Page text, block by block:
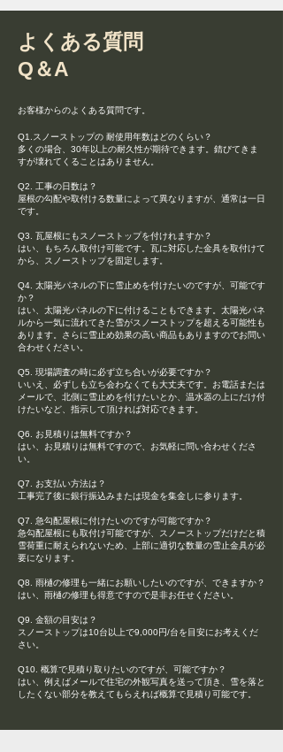
よくある質問
​Q＆A
お客様からのよくある質問です。
Q1.スノーストップの 耐使用年数はどのくらい？
多くの場合、30年以上の耐久性が期待できます。錆びてきま
すが壊れてくることはありません。
Q2. 工事の日数は？
屋根の勾配や取付ける数量によって異なりますが、通常は一日
です。
Q3. 瓦屋根にもスノーストップを付けれますか？
はい、もちろん取付け可能です。瓦に対応した金具を取付けて
から、スノーストップを固定します。
Q4. 太陽光パネルの下に雪止めを付けたいのですが、可能です
か？
はい、太陽光パネルの下に付けることもできます。太陽光パネ
ルから一気に流れてきた雪がスノーストップを超える可能性も
あります。さらに雪止め効果の高い商品もありますのでお問い
合わせください。
Q5. 現場調査の時に必ず立ち合いが必要ですか？
いいえ、必ずしも立ち会わなくても大丈夫です。お電話または
メールで、北側に雪止めを付けたいとか、温水器の上にだけ付
けたいなど、指示して頂ければ対応できます。
Q6. お見積りは無料ですか？
はい、お見積りは無料ですので、お気軽に問い合わせくださ
い。
Q7. お支払い方法は？
工事完了後に銀行振込みまたは現金を集金しに参ります。
Q7. 急勾配屋根に付けたいのですが可能ですか？
急勾配屋根にも取付け可能ですが、スノーストップだけだと積
雪荷重に耐えられないため、上部に適切な数量の雪止金具が必
要になります。
Q8. 雨樋の修理も一緒にお願いしたいのですが、できますか？
はい、雨樋の修理も得意ですので是非お任せください。
Q9. 金額の目安は？
スノーストップは10台以上で9,000円/台を目安にお考えくだ
さい。
Q10. 概算で見積り取りたいのですが、可能ですか？
はい、例えばメールで住宅の外観写真を送って頂き、雪を落と
したくない部分を教えてもらえれば概算で見積り可能です。